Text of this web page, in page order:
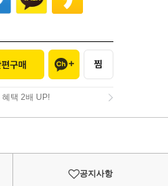
택 2배 UP!
택 2배 UP!
공지사항